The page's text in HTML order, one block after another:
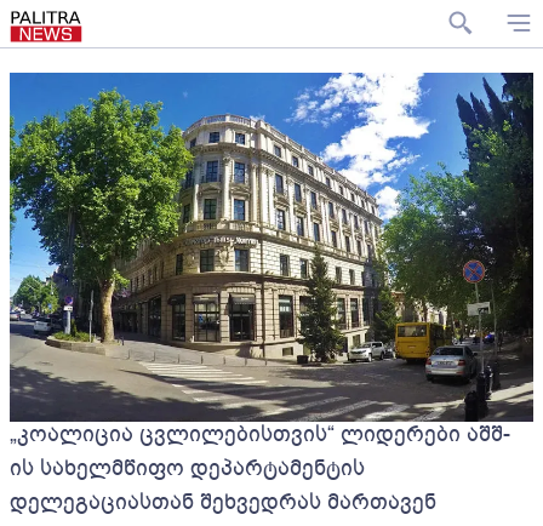
„კოალიცია ცვლილებისთვის“ ლიდერები აშშ-
ის სახელმწიფო დეპარტამენტის
დელეგაციასთან შეხვედრას მართავენ